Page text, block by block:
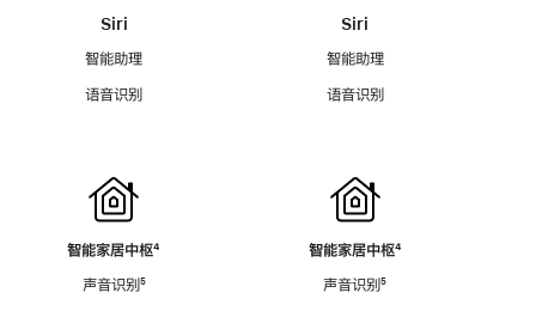
Siri
智能助理
语音识别
智能家居中枢脚
⁴
声音识别脚
⁵
Siri
智能助理
语音识别
智能家居中枢脚
⁴
声音识别脚
⁵